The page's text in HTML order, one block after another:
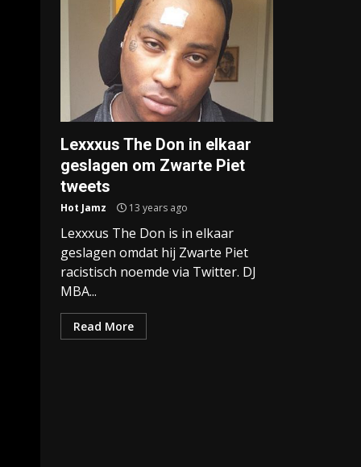
Lexxxus The Don in elkaar
geslagen om Zwarte Piet
tweets
Hot Jamz 13 years ago
Lexxxus The Don is in elkaar
geslagen omdat hij Zwarte Piet
racistisch noemde via Twitter. DJ
MBA...
Read More